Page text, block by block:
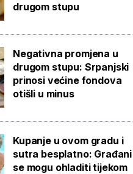
drugom stupu
Negativna promjena u
drugom stupu: Srpanjski
prinosi većine fondova
otišli u minus
Kupanje u ovom gradu i
sutra besplatno: Građani
se mogu ohladiti tijekom